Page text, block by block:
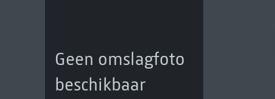
Geen omslagfoto
beschikbaar